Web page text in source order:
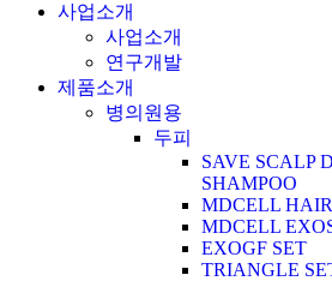
사업소개
사업소개
연구개발
제품소개
병의원용
두피
SAVE SCALP
SHAMPOO
MDCELL
MDCELL
EXOGF SET
TRIANGLE